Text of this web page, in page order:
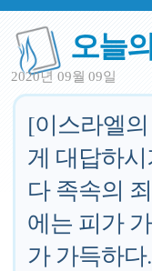
오늘
2020년 09월 09일
[이스라엘
게 대답하
다 족속의
에는 피가
가 가득하